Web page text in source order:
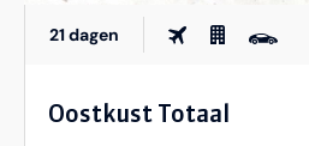
21 dagen
Oostkust Totaal